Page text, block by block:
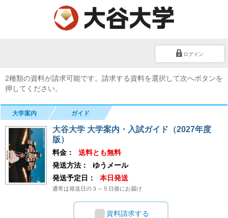
ログイン
2種類の資料が請求可能です。請求する資料を選択して次へボタンを
押してください。
大学案内 ガイド
大谷大学 大学案内・入試ガイド（2027年度
版）
料金：
送料とも無料
発送方法：
ゆうメール
発送予定日：
本日発送
通常は発送日の３～５日後にお届け
資料請求する